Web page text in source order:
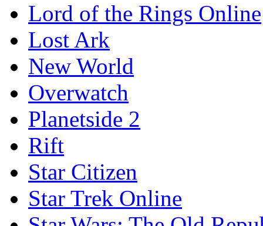
Lord of the Rings Online
Lost Ark
New World
Overwatch
Planetside 2
Rift
Star Citizen
Star Trek Online